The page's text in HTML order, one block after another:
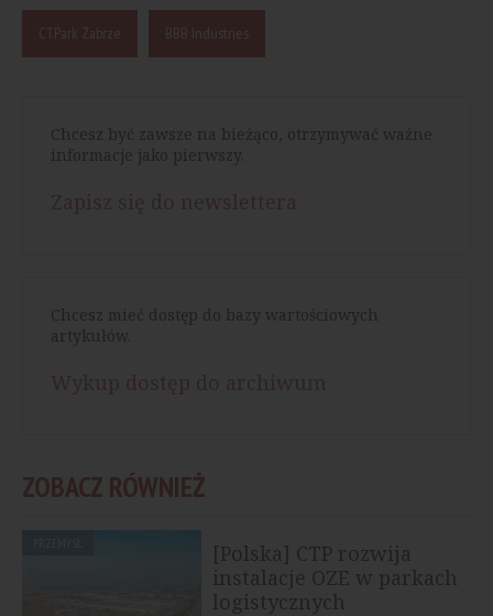
CTPark Zabrze BBB Industries
Chcesz być zawsze na bieżąco, otrzymywać ważne
informacje jako pierwszy.
Chcesz mieć dostęp do bazy wartościowych
artykułów.
ZOBACZ RÓWNIEŻ
[Polska] CTP rozwija
instalacje OZE w parkach
logistycznych